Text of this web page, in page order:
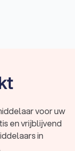
op basis van
en de
met een expert
voor uw
en vrijblijvend
in